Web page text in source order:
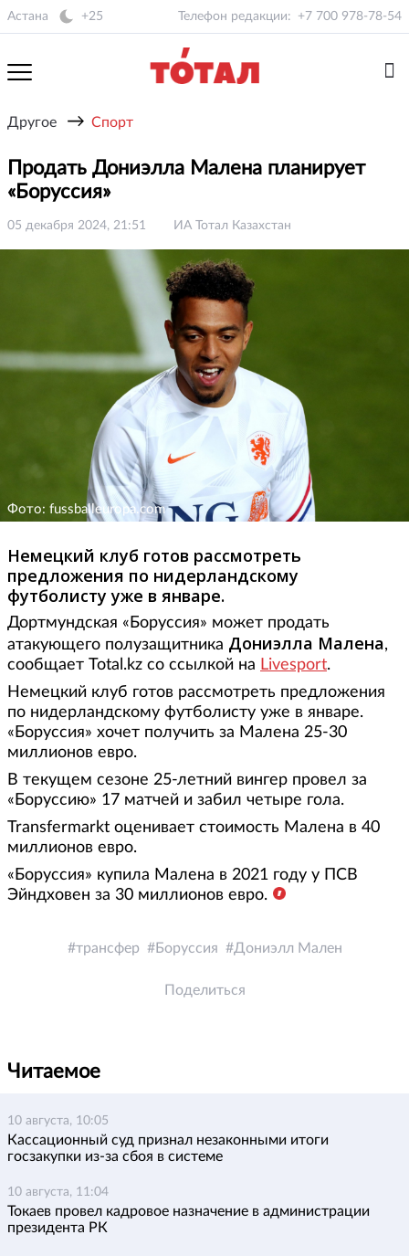
Астана +25 Телефон редакции: +7 700 978-78-54
Другое → Спорт
Продать Дониэлла Малена планирует
«Боруссия»
05 декабря 2024, 21:51 ИА Тотал Казахстан
Фото: fussballeuropa.com
Немецкий клуб готов рассмотреть
предложения по нидерландскому
футболисту уже в январе.
Дортмундская «Боруссия» может продать
атакующего полузащитника Дониэлла Малена,
сообщает Total.kz со ссылкой на Livesport.
Немецкий клуб готов рассмотреть предложения
по нидерландскому футболисту уже в январе.
«Боруссия» хочет получить за Малена 25-30
миллионов евро.
В текущем сезоне 25-летний вингер провел за
«Боруссию» 17 матчей и забил четыре гола.
Transfermarkt оценивает стоимость Малена в 40
миллионов евро.
«Боруссия» купила Малена в 2021 году у ПСВ
Эйндховен за 30 миллионов евро.
трансфер Боруссия Дониэлл Мален
Поделиться
Читаемое
10 августа, 10:05
Кассационный суд признал незаконными итоги
госзакупки из-за сбоя в системе
10 августа, 11:04
Токаев провел кадровое назначение в администрации
президента РК